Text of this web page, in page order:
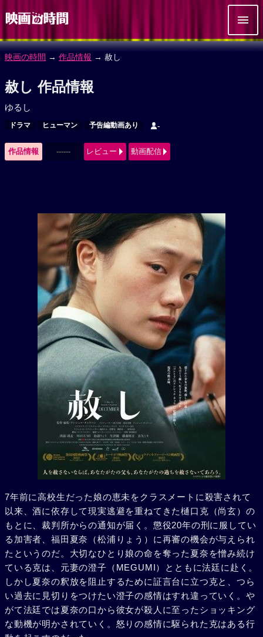
映画の時間 → 作品情報 → 赦し
赦し 作品情報
ゆるし
ドラマ ヒューマン 予告編動画あり -
作品情報 ------ レビュー 動画配信
7年前に高校生だった娘の恵未をクラスメートに殺害されて
以来、酒に依存して現実逃避を重ねてきた樋口克（尚玄）の
もとに、裁判所からの通知が届く。懲役20年の刑に服してい
る加害者、福田夏奈（松浦りょう）に再審の機会が与えられ
たというのだ。大切なひとり娘の命を奪った夏奈を憎み続け
ている克は、元妻の澄子（MEGUMI）とともに法廷に赴く。
しかし夏奈の釈放を阻止するために証言台に立つ克と、つら
い過去に見切りをつけたい澄子の感情はすれ違っていく。や
がて法廷では夏奈の口から彼女が殺人に至ったショッキング
な動機が明かされていく。怒りの感情に駆られた克はある行